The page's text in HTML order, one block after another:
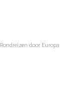
Posted
Rondreizen door Europa